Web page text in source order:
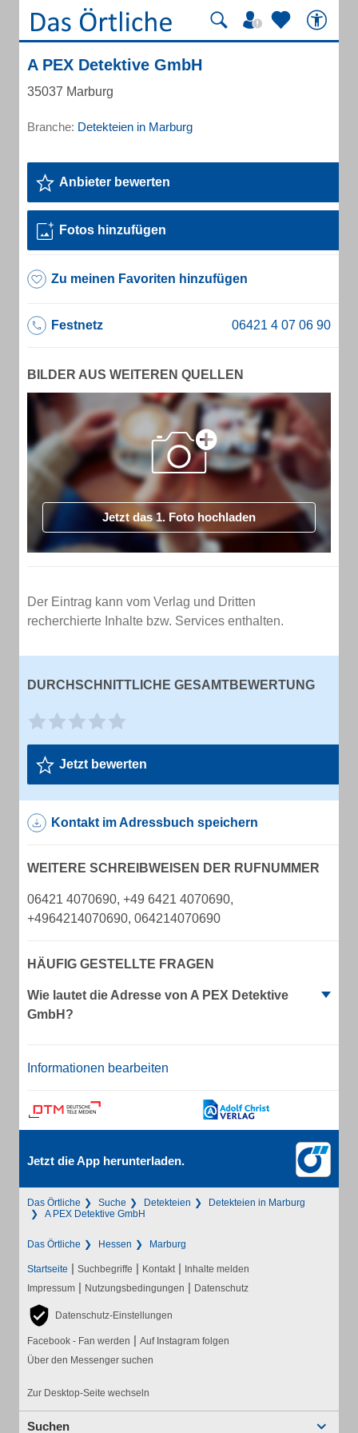
A PEX Detektive GmbH
35037 Marburg
Branche: Detekteien in Marburg
Anbieter bewerten
Fotos hinzufügen
Zu meinen Favoriten hinzufügen
Festnetz
BILDER AUS WEITEREN QUELLEN
Jetzt das 1. Foto hochladen
Der Eintrag kann vom Verlag und Dritten
recherchierte Inhalte bzw. Services enthalten.
DURCHSCHNITTLICHE GESAMTBEWERTUNG
Jetzt bewerten
Kontakt im Adressbuch speichern
WEITERE SCHREIBWEISEN DER RUFNUMMER
06421 4070690, +49 6421 4070690,
+4964214070690, 064214070690
HÄUFIG GESTELLTE FRAGEN
Wie lautet die Adresse von A PEX Detektive
GmbH?
Informationen bearbeiten
Jetzt die App herunterladen.
Das Örtliche Suche Detekteien
Detekteien in Marburg
A PEX Detektive GmbH
Das Örtliche Hessen Marburg
Startseite | Suchbegriffe | Kontakt | Inhalte melden
Impressum | Nutzungsbedingungen | Datenschutz
Datenschutz-Einstellungen
Facebook - Fan werden | Auf Instagram folgen
Über den Messenger suchen
Zur Desktop-Seite wechseln
Suchen